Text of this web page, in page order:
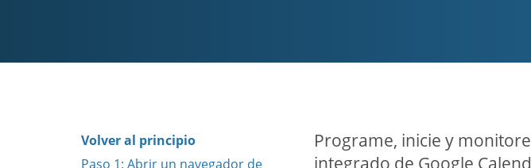
Volver al principio
Paso 1: Abrir un navegador de
Programe, inicie y
integrado de Google